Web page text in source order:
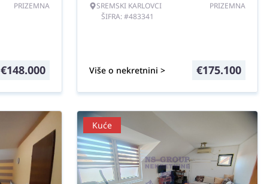
PRIZEMNA
€148.000
SREMSKI KARLOVCI
ŠIFRA: #483341
PRIZEMNA
Više o nekretnini > €175.100
Kuće